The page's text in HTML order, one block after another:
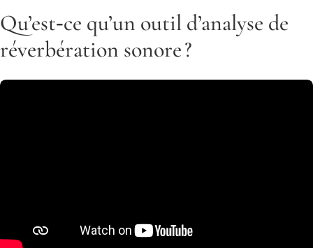
Qu’est‑ce qu’un outil d’analyse de
réverbération sonore ?